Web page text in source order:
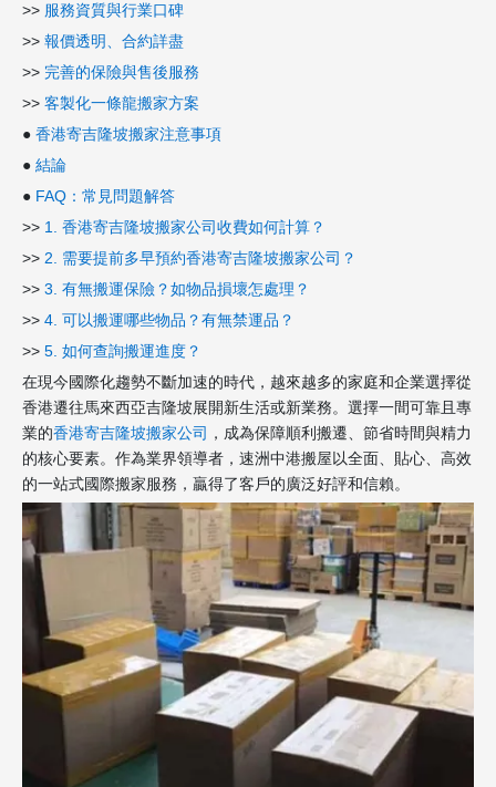
>> 服務資質與行業口碑
>> 報價透明、合約詳盡
>> 完善的保險與售後服務
>> 客製化一條龍搬家方案
● 香港寄吉隆坡搬家注意事項
● 結論
● FAQ：常見問題解答
>> 1. 香港寄吉隆坡搬家公司收費如何計算？
>> 2. 需要提前多早預約香港寄吉隆坡搬家公司？
>> 3. 有無搬運保險？如物品損壞怎處理？
>> 4. 可以搬運哪些物品？有無禁運品？
>> 5. 如何查詢搬運進度？
在現今國際化趨勢不斷加速的時代，越來越多的家庭和企業選擇從
香港遷往馬來西亞吉隆坡展開新生活或新業務。選擇一間可靠且專
業的香港寄吉隆坡搬家公司 ，成為保障順利搬遷、節省時間與精力
的核心要素。作為業界領導者，速洲中港搬屋以全面、貼心、高效
的一站式國際搬家服務，贏得了客戶的廣泛好評和信賴。